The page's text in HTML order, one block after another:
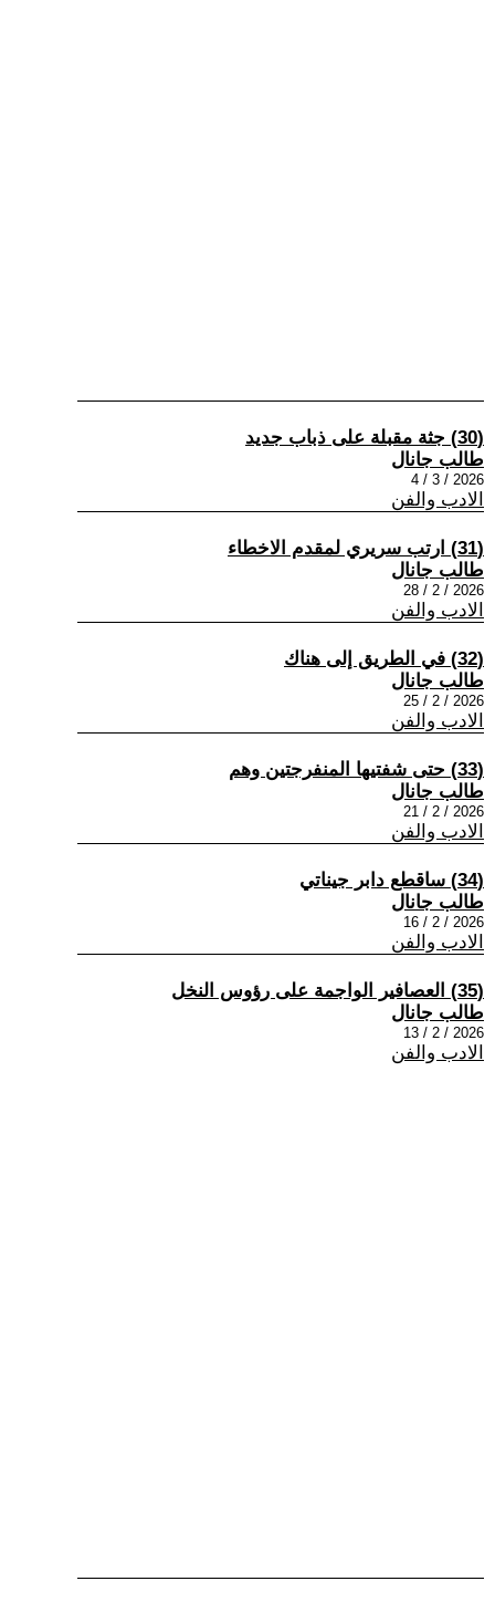
(30) جثة مقبلة على ذباب جديد
طالب جانال
2026 / 3 / 4
الادب والفن
(31) ارتب سريري لمقدم الاخطاء
طالب جانال
2026 / 2 / 28
الادب والفن
(32) في الطريق إلى هناك
طالب جانال
2026 / 2 / 25
الادب والفن
(33) حتى شفتيها المنفرجتين وهم
طالب جانال
2026 / 2 / 21
الادب والفن
(34) ساقطع دابر جيناتي
طالب جانال
2026 / 2 / 16
الادب والفن
(35) العصافير الواجمة على رؤوس النخل
طالب جانال
2026 / 2 / 13
الادب والفن